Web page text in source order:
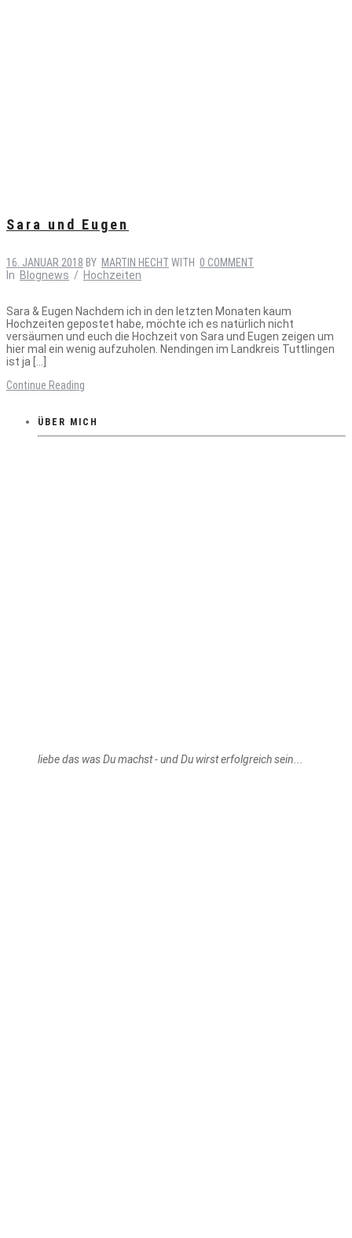
Sara und Eugen
16. JANUAR 2018 BY MARTIN HECHT WITH 0 COMMENT
In Blognews / Hochzeiten
Sara & Eugen Nachdem ich in den letzten Monaten kaum
Hochzeiten gepostet habe, möchte ich es natürlich nicht
versäumen und euch die Hochzeit von Sara und Eugen zeigen um
hier mal ein wenig aufzuholen. Nendingen im Landkreis Tuttlingen
ist ja […]
Continue Reading
ÜBER MICH
liebe das was Du machst - und Du wirst erfolgreich sein...